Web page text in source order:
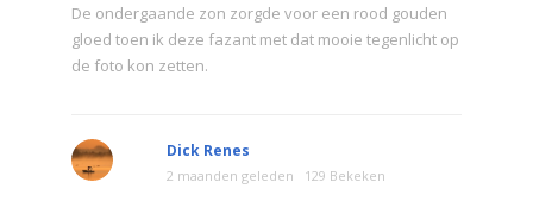
De ondergaande zon zorgde voor een rood gouden
gloed toen ik deze fazant met dat mooie tegenlicht op
de foto kon zetten.
Dick Renes
2 maanden geleden 129 Bekeken